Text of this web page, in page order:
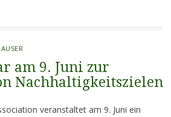
am 9. Juni zur
Nachhaltigkeitszielen
veranstaltet am 9. Juni ein